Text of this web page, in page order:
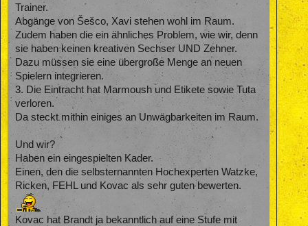
Trainer.
Abgänge von Šešco, Xavi stehen wohl im Raum.
Zudem haben die ein ähnliches Problem, wie wir, denn
sie haben keinen kreativen Sechser UND Zehner.
Dazu müssen sie eine übergroße Menge an neuen
Spielern integrieren.
3. Die Eintracht hat Marmoush und Etikete sowie Tuta
verloren.
Da steckt mithin einiges an Unwägbarkeiten im Raum.
Und wir?
Haben ein eingespielten Kader.
Einen, den die selbsternannten Hochexperten Watzke,
Ricken, FEHL und Kovac als sehr guten bewerten.
Kovac hat Brandt ja bekanntlich auf eine Stufe mit